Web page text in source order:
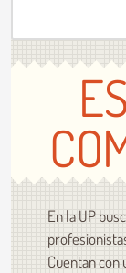
En la UP
Cuentan con